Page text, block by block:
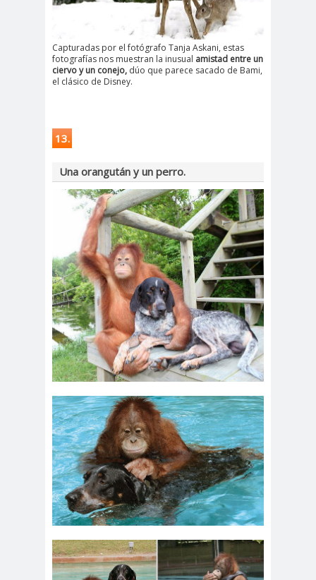
Capturadas por el fotógrafo Tanja Askani, estas
fotografías nos muestran la inusual amistad entre un
ciervo y un conejo, dúo que parece sacado de Bami,
el clásico de Disney.
13.
Una orangután y un perro.